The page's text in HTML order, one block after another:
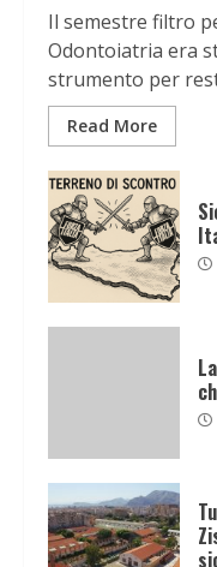
Il semestre filtro
Odontoiatria era
strumento per
Read More